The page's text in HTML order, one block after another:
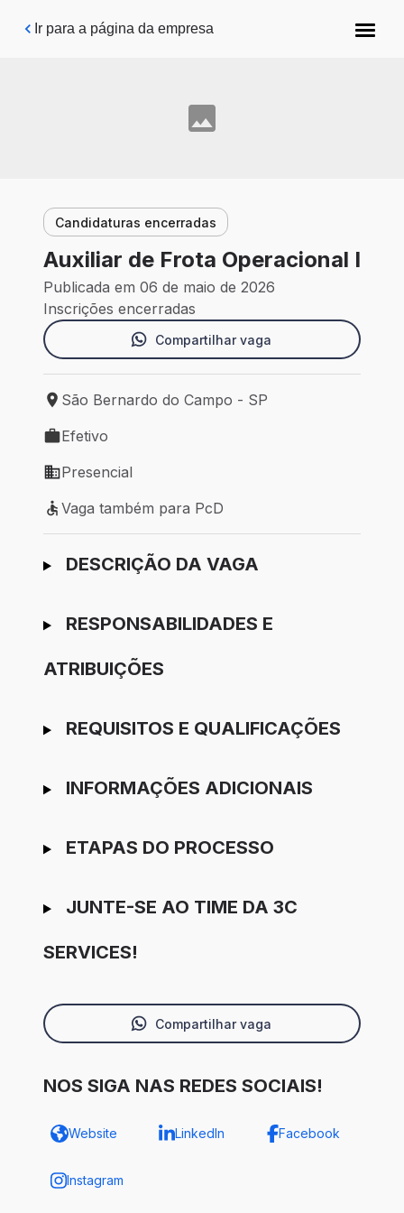
Pular para o conteúdo principal
Ir para a página da empresa
Candidaturas encerradas
Auxiliar de Frota Operacional I
Publicada em 06 de maio de 2026
Inscrições encerradas
Compartilhar vaga
Local de trabalho: São Bernardo do Campo - SP
São Bernardo do Campo - SP
Tipo de vaga: Efetivo
Efetivo
Modelo de trabalho: Presencial
Presencial
Vaga também para PcD
Vaga também para PcD
Ir para candidatura
DESCRIÇÃO DA VAGA
RESPONSABILIDADES E
ATRIBUIÇÕES
REQUISITOS E QUALIFICAÇÕES
INFORMAÇÕES ADICIONAIS
ETAPAS DO PROCESSO
JUNTE-SE AO TIME DA 3C
SERVICES!
Compartilhar vaga
NOS SIGA NAS REDES SOCIAIS!
Website LinkedIn Facebook
Instagram